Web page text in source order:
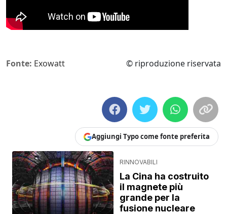
Fonte: Exowatt © riproduzione riservata
Aggiungi Typo come fonte preferita
RINNOVABILI
La Cina ha costruito
il magnete più
grande per la
fusione nucleare